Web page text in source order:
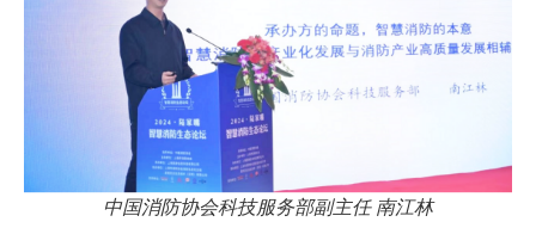
中国消防协会科技服务部副主任 南江林